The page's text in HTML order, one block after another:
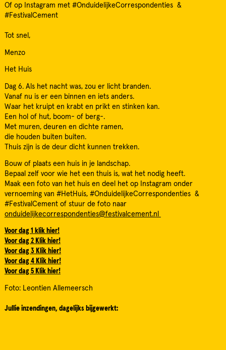
Of op Instagram met #OnduidelijkeCorrespondenties &
#FestivalCement
Tot snel,
Menzo
Het Huis
Dag 6. Als het nacht was, zou er licht branden.
Vanaf nu is er een binnen en iets anders.
Waar het kruipt en krabt en prikt en stinken kan.
Een hol of hut, boom- of berg-.
Met muren, deuren en dichte ramen,
die houden buiten buiten.
Thuis zijn is de deur dicht kunnen trekken.
Bouw of plaats een huis in je landschap.
Bepaal zelf voor wie het een thuis is, wat het nodig heeft.
Maak een foto van het huis en deel het op Instagram onder
vernoeming van #HetHuis, #OnduidelijkeCorrespondenties &
#FestivalCement of stuur de foto naar
onduidelijkecorrespondenties@festivalcement.nl
Voor dag 1 klik hier!
Voor dag 2 Klik hier!
Voor dag 3 Klik hier!
Voor dag 4 Klik hier!
Voor dag 5 Klik hier!
Foto: Leontien Allemeersch
Jullie inzendingen, dagelijks bijgewerkt: